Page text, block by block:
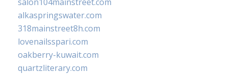
alkaspringswater.com
318mainstreet8h.com
lovenailsspari.com
oakberry-kuwait.com
quartzliterary.com